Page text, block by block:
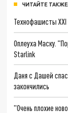
ЧИТАЙТЕ
Технофашисты XXI
Оплеуха Маску.
Starlink
Даня с Дашей
закончились
"Очень плохие